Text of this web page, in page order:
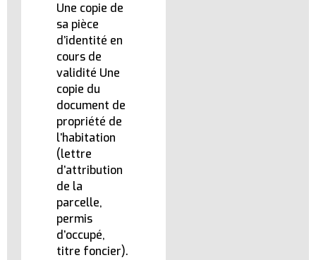
Une copie de
sa pièce
d’identité en
cours de
validité Une
copie du
document de
propriété de
l’habitation
(lettre
d’attribution
de la
parcelle,
permis
d’occupé,
titre foncier).